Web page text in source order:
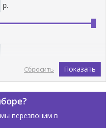
р.
Показать
Сбросить
перезвоним в